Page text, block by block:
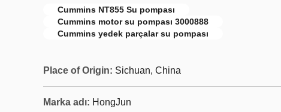
Cummins NT855 Su pompası
Cummins motor su pompası 3000888
Cummins yedek parçalar su pompası
Place of Origin: Sichuan, China
Marka adı: HongJun